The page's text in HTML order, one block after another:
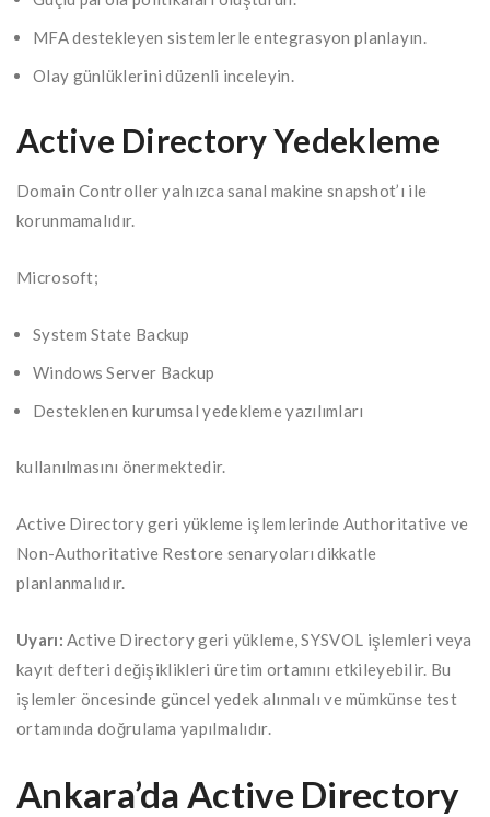
MFA destekleyen sistemlerle entegrasyon planlayın.
Olay günlüklerini düzenli inceleyin.
Active Directory Yedekleme
Domain Controller yalnızca sanal makine snapshot’ı ile
korunmamalıdır.
Microsoft;
System State Backup
Windows Server Backup
Desteklenen kurumsal yedekleme yazılımları
kullanılmasını önermektedir.
Active Directory geri yükleme işlemlerinde Authoritative ve
Non-Authoritative Restore senaryoları dikkatle
planlanmalıdır.
Uyarı: Active Directory geri yükleme, SYSVOL işlemleri veya
kayıt defteri değişiklikleri üretim ortamını etkileyebilir. Bu
işlemler öncesinde güncel yedek alınmalı ve mümkünse test
ortamında doğrulama yapılmalıdır.
Ankara’da Active Directory